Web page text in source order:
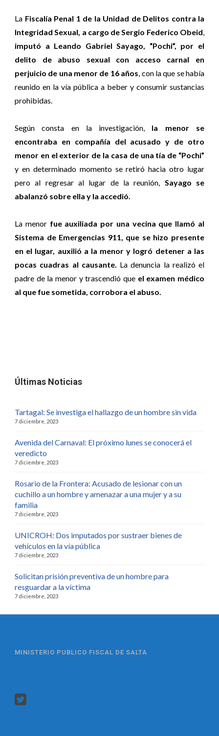
La Fiscalía Penal 1 de la Unidad de Delitos contra la
Integridad Sexual, a cargo de Sergio Federico Obeid,
imputó a Leando Gabriel Sayago, “Pochi”, por el
delito de abuso sexual con acceso carnal en
perjuicio de una menor de 16 años, con la que se había
reunido en la vía pública a beber y consumir sustancias
prohibidas.
Según consta en la investigación, la menor se
encontraba en compañía del acusado y de otro
menor en el exterior de la casa de una tía de “Pochi”
y en determinado momento se retiró hacia otro lugar
pero al regresar al lugar de la reunión, Sayago se
abalanzó sobre ella y la accedió.
La menor fue auxiliada por una vecina que llamó al
Sistema de Emergencias 911, que se hizo presente
en el lugar, auxilió a la menor y logró detener a las
pocas cuadras al causante. La denuncia la realizó el
padre de la menor y trascendió que el examen médico
al que fue sometida, corrobora el abuso.
Últimas Noticias
Tartagal: Se investiga el hallazgo de un hombre sin vida
7 diciembre, 2023
Avenida del Carnaval: El próximo lunes se conocerá el
veredicto
7 diciembre, 2023
Rosario de la Frontera: Acusado de lesionar con un
cuchillo a un hombre y amenazar a una mujer y a su
familia
7 diciembre, 2023
UNICROH: Dos imputados por sustraer bienes de
vehículos en la vía pública
7 diciembre, 2023
Solicitan prisión preventiva de un hombre para
resguardar a la víctima
7 diciembre, 2023
MINISTERIO PUBLICO FISCAL DE SALTA